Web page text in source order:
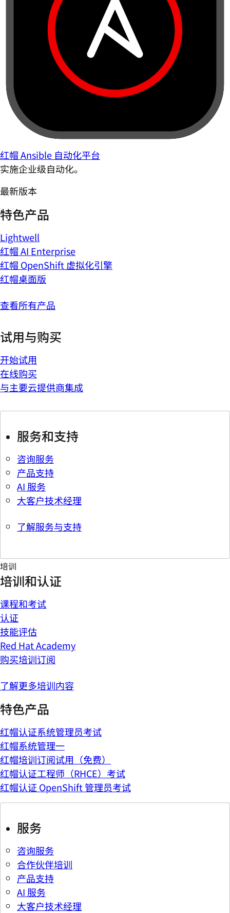
红帽 Ansible 自动化平台
实施企业级自动化。
最新版本
特色产品
Lightwell
红帽 AI Enterprise
红帽 OpenShift 虚拟化引擎
红帽桌面版
查看所有产品
试用与购买
开始试用
在线购买
与主要云提供商集成
服务和支持
咨询服务
产品支持
AI 服务
大客户技术经理
了解服务与支持
培训
培训和认证
课程和考试
认证
技能评估
Red Hat Academy
购买培训订阅
了解更多培训内容
特色产品
红帽认证系统管理员考试
红帽系统管理一
红帽培训订阅试用（免费）
红帽认证工程师（RHCE）考试
红帽认证 OpenShift 管理员考试
服务
咨询服务
合作伙伴培训
产品支持
AI 服务
大客户技术经理